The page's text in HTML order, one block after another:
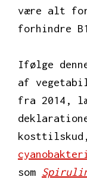
være alt
forhindre
Ifølge
af
fra 2014,
som